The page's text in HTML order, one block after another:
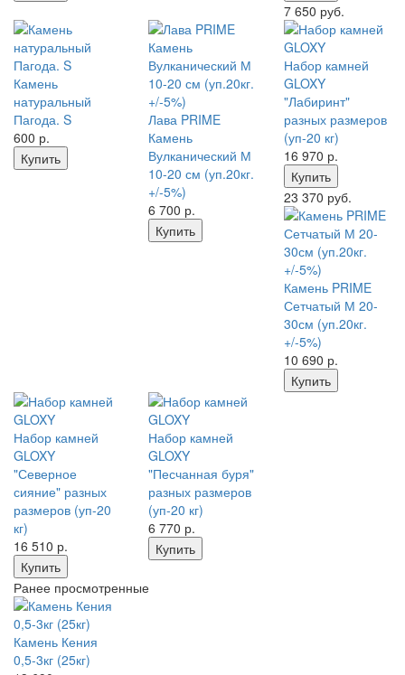
7 650 руб.
Камень
натуральный
Пагода. S
600 р.
Купить
Лава PRIME
Камень
Вулканический М
10-20 см (уп.20кг.
+/-5%)
6 700 р.
Купить
Набор камней
GLOXY
"Лабиринт"
разных размеров
(уп-20 кг)
16 970 р.
Купить
23 370 руб.
Камень PRIME
Сетчатый М 20-
30см (уп.20кг.
+/-5%)
10 690 р.
Купить
Набор камней
GLOXY
"Северное
сияние" разных
размеров (уп-20
кг)
16 510 р.
Купить
Набор камней
GLOXY
"Песчанная буря"
разных размеров
(уп-20 кг)
6 770 р.
Купить
Ранее просмотренные
Камень Кения
0,5-3кг (25кг)